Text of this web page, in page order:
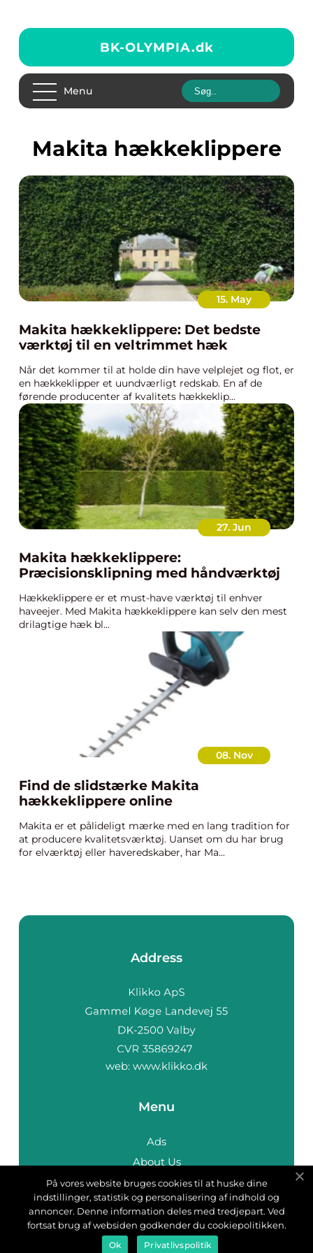
BK-OLYMPIA.dk
Menu
Makita hækkeklippere
15. May
Makita hækkeklippere: Det bedste
værktøj til en veltrimmet hæk
Når det kommer til at holde din have velplejet og flot, er
en hækkeklipper et uundværligt redskab. En af de
førende producenter af kvalitets hækkeklip...
27. Jun
Makita hækkeklippere:
Præcisionsklipning med håndværktøj
Hækkeklippere er et must-have værktøj til enhver
haveejer. Med Makita hækkeklippere kan selv den mest
drilagtige hæk bl...
08. Nov
Find de slidstærke Makita
hækkeklippere online
Makita er et pålideligt mærke med en lang tradition for
at producere kvalitetsværktøj. Uanset om du har brug
for elværktøj eller haveredskaber, har Ma...
Address
web: www.klikko.dk
Menu
Ads
About Us
Cookies
Contact
Sitemap
På vores website bruges cookies til at huske dine
indstillinger, statistik og personalisering af indhold og
annoncer. Denne information deles med tredjepart. Ved
fortsat brug af websiden godkender du cookiepolitikken.
Ok Privatlivspolitik